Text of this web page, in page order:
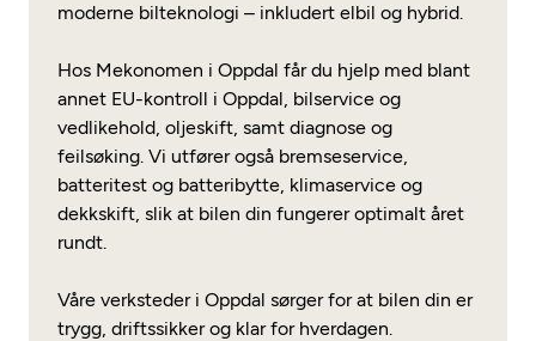
Les mer
moderne bilteknologi – inkludert elbil og hybrid.
Hos Mekonomen i Oppdal får du hjelp med blant
annet EU-kontroll i Oppdal, bilservice og
vedlikehold, oljeskift, samt diagnose og
feilsøking. Vi utfører også bremseservice,
batteritest og batteribytte, klimaservice og
dekkskift, slik at bilen din fungerer optimalt året
rundt.
Våre verksteder i Oppdal sørger for at bilen din er
trygg, driftssikker og klar for hverdagen.